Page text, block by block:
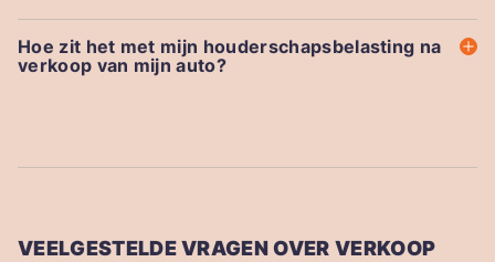
Hoe zit het met mijn houderschapsbelasting na
verkoop van mijn auto?
VEELGESTELDE VRAGEN OVER VERKOOP